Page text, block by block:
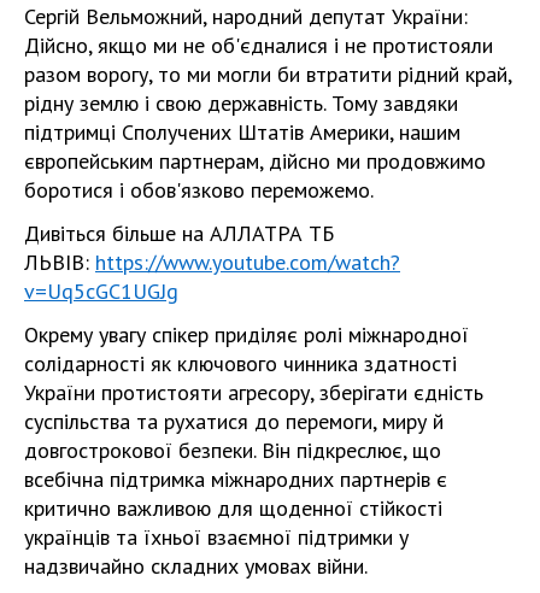
Сергій Вельможний, народний депутат України:
Дійсно, якщо ми не об'єдналися і не протистояли
разом ворогу, то ми могли би втратити рідний край,
рідну землю і свою державність. Тому завдяки
підтримці Сполучених Штатів Америки, нашим
європейським партнерам, дійсно ми продовжимо
боротися і обов'язково переможемо.
Дивіться більше на АЛЛАТРА ТБ
ЛЬВІВ: https://www.youtube.com/watch?
v=Uq5cGC1UGJg
Окрему увагу спікер приділяє ролі міжнародної
солідарності як ключового чинника здатності
України протистояти агресору, зберігати єдність
суспільства та рухатися до перемоги, миру й
довгострокової безпеки. Він підкреслює, що
всебічна підтримка міжнародних партнерів є
критично важливою для щоденної стійкості
українців та їхньої взаємної підтримки у
надзвичайно складних умовах війни.